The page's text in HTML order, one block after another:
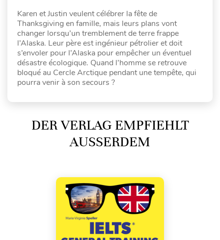
Karen et Justin veulent célébrer la fête de
Thanksgiving en famille, mais leurs plans vont
changer lorsqu’un tremblement de terre frappe
l’Alaska. Leur père est ingénieur pétrolier et doit
s’envoler pour l’Alaska pour empêcher un éventuel
désastre écologique. Quand l’homme se retrouve
bloqué au Cercle Arctique pendant une tempête, qui
pourra venir à son secours ?
DER VERLAG EMPFIEHLT
AUSSERDEM